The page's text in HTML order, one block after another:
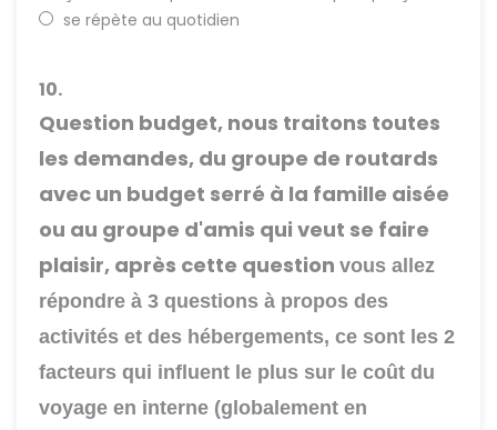
se répète au quotidien
10.
Question budget, nous traitons toutes
les demandes, du groupe de routards
avec un budget serré à la famille aisée
ou au groupe d'amis qui veut se faire
plaisir, après cette question vous allez
répondre à 3 questions à propos des
activités et des hébergements, ce sont les 2
facteurs qui influent le plus sur le coût du
voyage en interne (globalement en